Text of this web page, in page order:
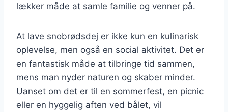
lækker måde at samle familie og venner på.
At lave snobrødsdej er ikke kun en kulinarisk
oplevelse, men også en social aktivitet. Det er
en fantastisk måde at tilbringe tid sammen,
mens man nyder naturen og skaber minder.
Uanset om det er til en sommerfest, en picnic
eller en hyggelig aften ved bålet, vil